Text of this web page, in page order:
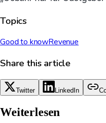
Topics
Good to knowRevenue
Share this article
Twitter LinkedIn
Weiterlesen